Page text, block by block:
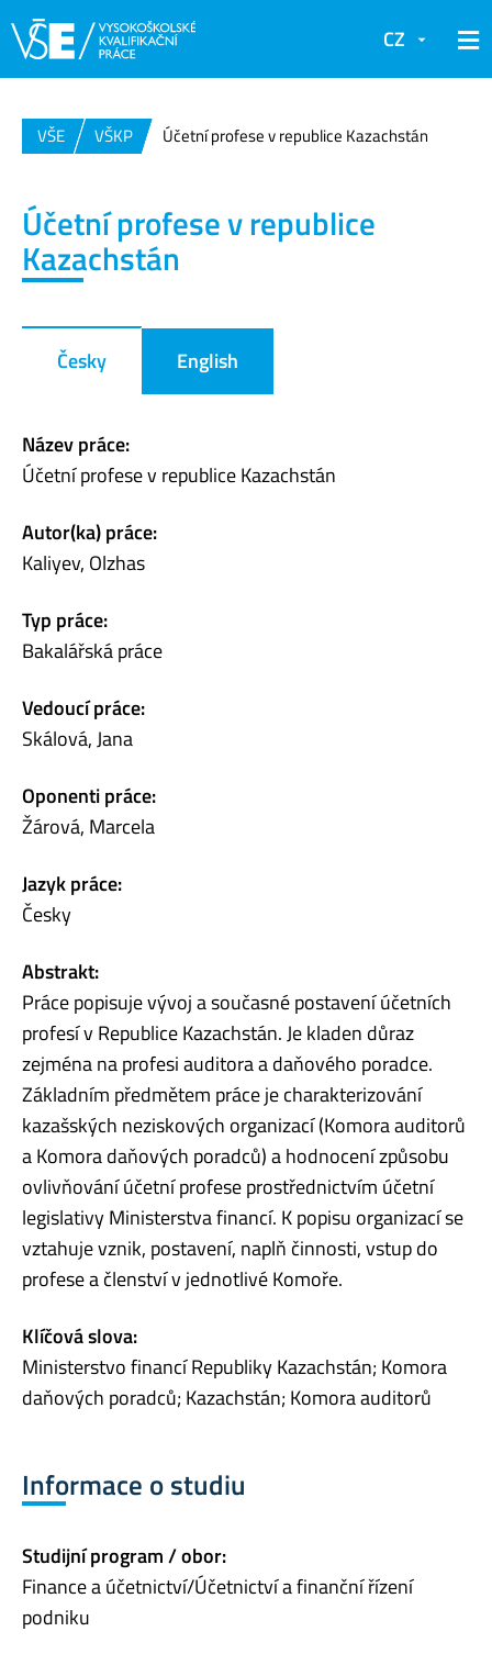
CZ
VŠE VŠKP Účetní profese v republice Kazachstán
Účetní profese v republice
Kazachstán
Česky English
Název práce:
Účetní profese v republice Kazachstán
Autor(ka) práce:
Kaliyev, Olzhas
Typ práce:
Bakalářská práce
Vedoucí práce:
Skálová, Jana
Oponenti práce:
Žárová, Marcela
Jazyk práce:
Česky
Abstrakt:
Práce popisuje vývoj a současné postavení účetních
profesí v Republice Kazachstán. Je kladen důraz
zejména na profesi auditora a daňového poradce.
Základním předmětem práce je charakterizování
kazašských neziskových organizací (Komora auditorů
a Komora daňových poradců) a hodnocení způsobu
ovlivňování účetní profese prostřednictvím účetní
legislativy Ministerstva financí. K popisu organizací se
vztahuje vznik, postavení, naplň činnosti, vstup do
profese a členství v jednotlivé Komoře.
Klíčová slova:
Ministerstvo financí Republiky Kazachstán; Komora
daňových poradců; Kazachstán; Komora auditorů
Informace o studiu
Studijní program / obor:
Finance a účetnictví/Účetnictví a finanční řízení
podniku